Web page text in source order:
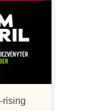
rising